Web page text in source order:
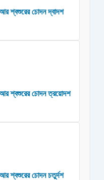
শ্বশুরের চোদন দ্বাদশ
আর শ্বশুরের চোদন ত্রয়োদশ
শ্বশুরের চোদন চতুর্দশ